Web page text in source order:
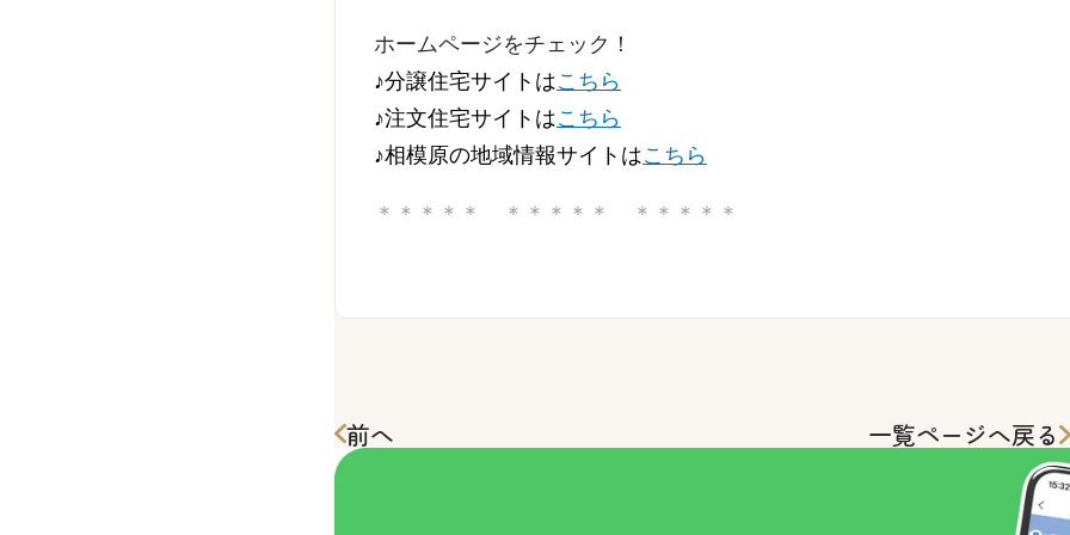
ホームページをチェック！
♪分譲住宅サイトはこちら
♪注文住宅サイトはこちら
♪相模原の地域情報サイトはこちら
＊＊＊＊＊ ＊＊＊＊＊ ＊＊＊＊＊
前へ 一覧ページへ戻る